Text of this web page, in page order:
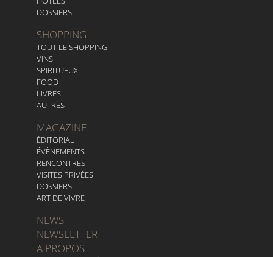
DOSSIERS
SHOPPING
TOUT LE SHOPPING
VINS
SPIRITUEUX
FOOD
LIVRES
AUTRES
MAGAZINE
ÉDITORIAL
ÉVÈNEMENTS
RENCONTRES
VISITES PRIVÉES
DOSSIERS
ART DE VIVRE
NEWS
NEWSLETTER
A PROPOS